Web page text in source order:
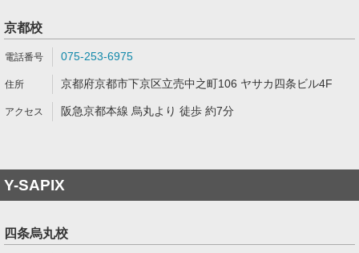
京都校
075-253-6975
京都府京都市下京区立売中之町106 ヤサカ四条ビル4F
阪急京都本線 烏丸より 徒歩 約7分
Y-SAPIX
四条烏丸校